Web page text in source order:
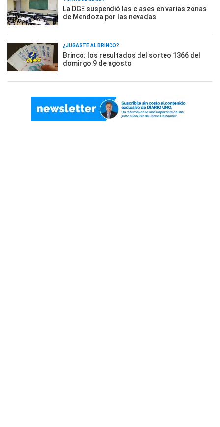
La DGE suspendió las clases en varias zonas
de Mendoza por las nevadas
¿JUGASTE AL BRINCO?
Brinco: los resultados del sorteo 1366 del
domingo 9 de agosto